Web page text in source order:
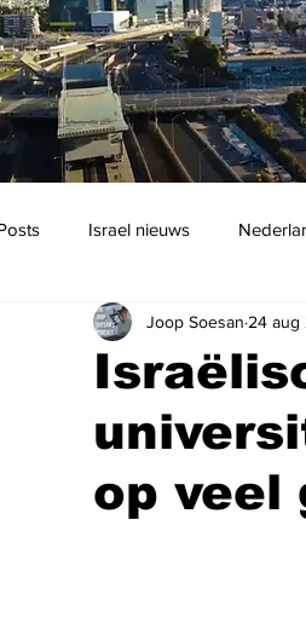
Israel nieuws
Jodendom en cultuur
op veel
Joop Soesan 24 aug